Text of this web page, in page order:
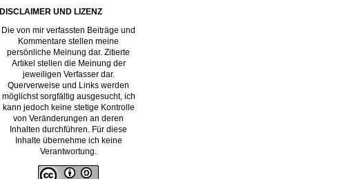
DISCLAIMER UND LIZENZ
Die von mir verfassten Beiträge und
Kommentare stellen meine
persönliche Meinung dar. Zitierte
Artikel stellen die Meinung der
jeweiligen Verfasser dar.
Querverweise und Links werden
möglichst sorgfältig ausgesucht, ich
kann jedoch keine stetige Kontrolle
von Veränderungen an deren
Inhalten durchführen. Für diese
Inhalte übernehme ich keine
Verantwortung.